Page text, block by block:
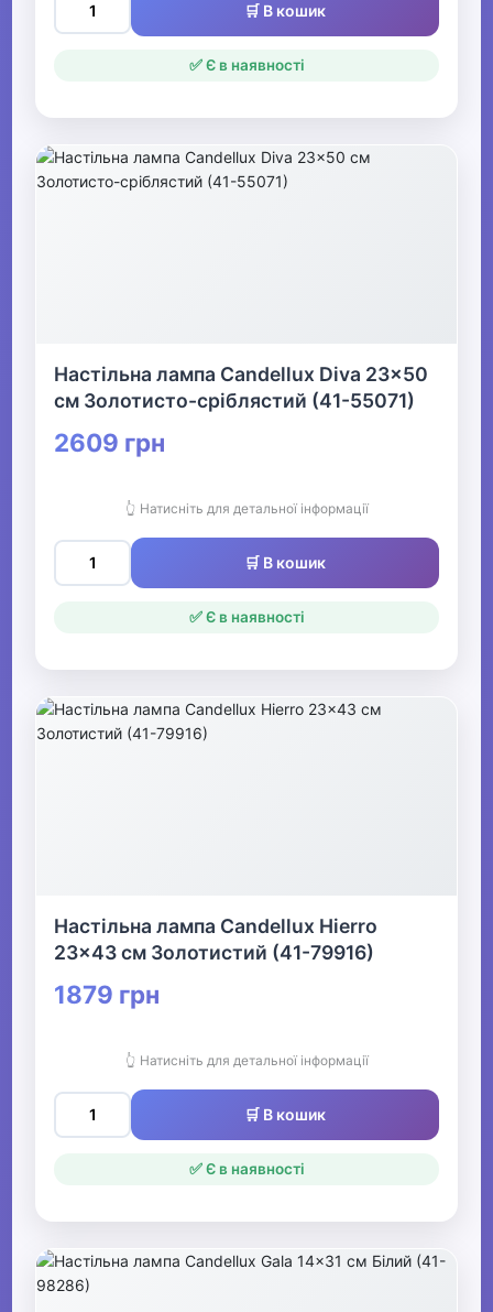
🛒 В кошик
✅ Є в наявності
Настільна лампа Candellux Diva 23x50
см Золотисто-сріблястий (41-55071)
2609 грн
👆 Натисніть для детальної інформації
🛒 В кошик
✅ Є в наявності
Настільна лампа Candellux Hierro
23x43 см Золотистий (41-79916)
1879 грн
👆 Натисніть для детальної інформації
🛒 В кошик
✅ Є в наявності